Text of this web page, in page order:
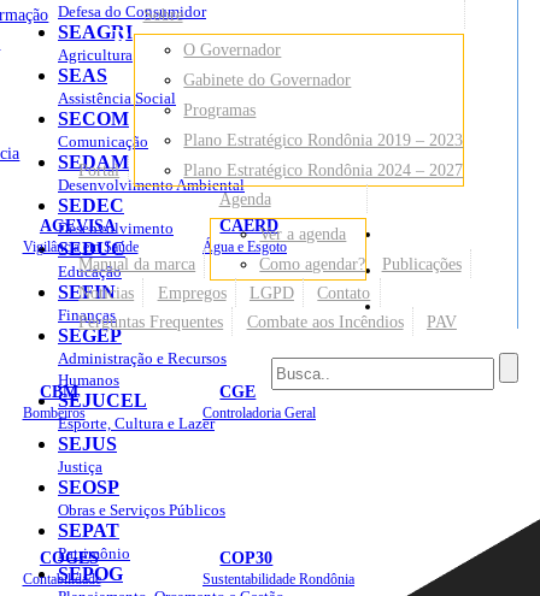
Rondônia
AGEVISA
Vigilância em Saúde
CAERD
Água e Esgoto
CBM
Bombeiros
CGE
Controladoria Geral
COGES
Contabilidade
COP30
Sustentabilidade Rondônia
Sites
Portal
Sobre
O Governador
Gabinete do Governador
Programas
Plano Estratégico Rondônia 2019 – 2023
Plano Estratégico Rondônia 2024 – 2027
Manual da marca
Agenda
Ver a agenda
Como agendar?
Publicações
Notícias
Empregos LGPD
Contato
Perguntas Frequentes
Combate aos Incêndios PAV
Defesa do Consumidor
SEAGRI
Agricultura
SEAS
Assistência Social
SECOM
Comunicação
SEDAM
Desenvolvimento Ambiental
SEDEC
Desenvolvimento
SEDUC
Educação
SEFIN
Finanças
SEGEP
Administração e Recursos
Humanos
SEJUCEL
Esporte, Cultura e Lazer
SEJUS
Justiça
SEOSP
Obras e Serviços Públicos
SEPAT
Patrimônio
SEPOG